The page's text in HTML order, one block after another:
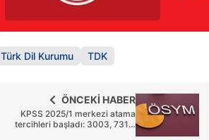
Türk Dil Kurumu TDK
ÖNCEKİ HABER
KPSS 2025/1 merkezi atama
tercihleri başladı: 3003, 7315,